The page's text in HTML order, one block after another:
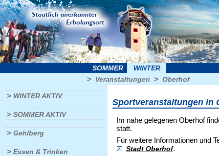
SOMMER WINTER
> Veranstaltungen > Oberhof
> WINTER AKTIV
> SOMMER AKTIV
> Gehlberg
> Essen & Trinken
Sportveranstaltungen in
Im nahe gelegenen Oberhof
statt.
Für weitere Informationen und
Stadt Oberhof.